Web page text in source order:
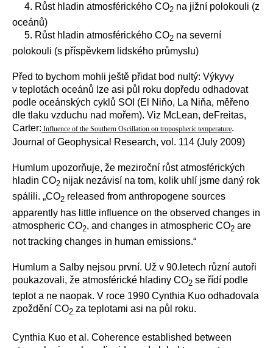
4. Růst hladin atmosférického CO2 na jižní polokouli (z
oceánů)
5. Růst hladin atmosférického CO2 na severní
polokouli (s příspěvkem lidského průmyslu)
Před to bychom mohli ještě přidat bod nultý: Výkyvy
v teplotách oceánů lze asi půl roku dopředu odhadovat
podle oceánských cyklů SOI (El Niňo, La Niňa, měřeno
dle tlaku vzduchu nad mořem). Viz McLean, deFreitas,
Carter: Influence of the Southern Oscillation on tropospheric temperature.
Journal of Geophysical Research, vol. 114 (July 2009)
Humlum upozorňuje, že meziroční růst atmosférických
hladin CO2 nijak nezávisí na tom, kolik uhlí jsme daný rok
spálili. „CO2 released from anthropogene sources
apparently has little influence on the observed changes in
atmospheric CO2, and changes in atmospheric CO2 are
not tracking changes in human emissions.“
Humlum a Salby nejsou první. Už v 90.letech různí autoři
poukazovali, že atmosférické hladiny CO2 se řídí podle
teplot a ne naopak. V roce 1990 Cynthia Kuo odhadovala
zpoždění CO2 za teplotami asi na půl roku.
Cynthia Kuo et al. Coherence established between